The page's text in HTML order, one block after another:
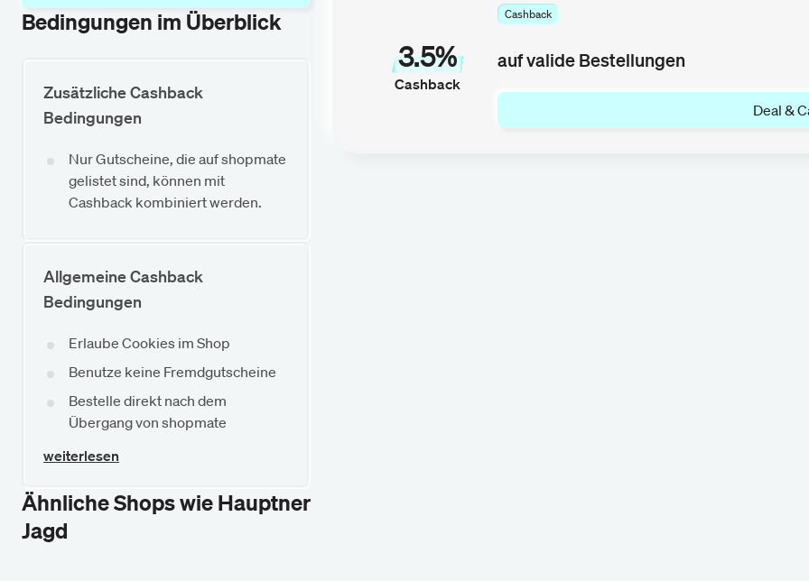
Bedingungen im Überblick
Zusätzliche Cashback
Bedingungen
Nur Gutscheine, die auf shopmate
gelistet sind, können mit
Cashback kombiniert werden.
Allgemeine Cashback
Bedingungen
Erlaube Cookies im Shop
Benutze keine Fremdgutscheine
Bestelle direkt nach dem
Übergang von shopmate
weiterlesen
Ähnliche Shops wie Hauptner
Jagd
3.5%
Cashback
Cashback
auf valide Bestellungen
Deal &